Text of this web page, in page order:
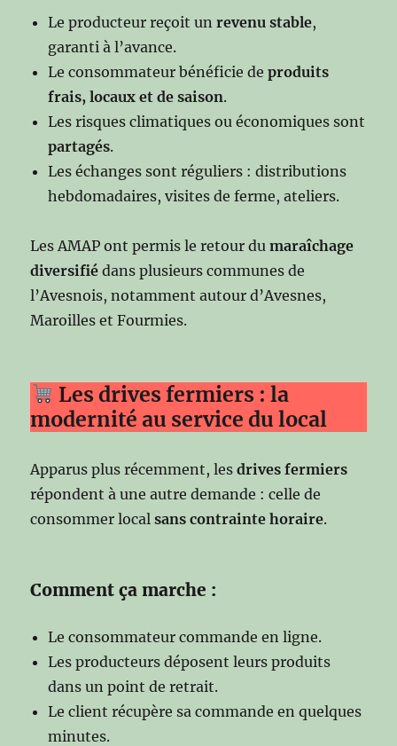
Le producteur reçoit unrevenu stable,
garanti à l’avance.
Le consommateur bénéficie deproduits
frais, locaux et de saison.
Les risques climatiques ou économiques sont
partagés.
Les échanges sont réguliers : distributions
hebdomadaires, visites de ferme, ateliers.
Les AMAP ont permis le retour dumaraîchage
diversifié dans plusieurs communes de
l’Avesnois, notamment autour d’Avesnes,
Maroilles et Fourmies.
Les drives fermiers : la
modernité au service du local
Apparus plus récemment, lesdrives fermiers
répondent à une autre demande : celle de
consommer localsans contrainte horaire.
Comment ça marche :
Le consommateur commande en ligne.
Les producteurs déposent leurs produits
dans un point de retrait.
Le client récupère sa commande en quelques
minutes.